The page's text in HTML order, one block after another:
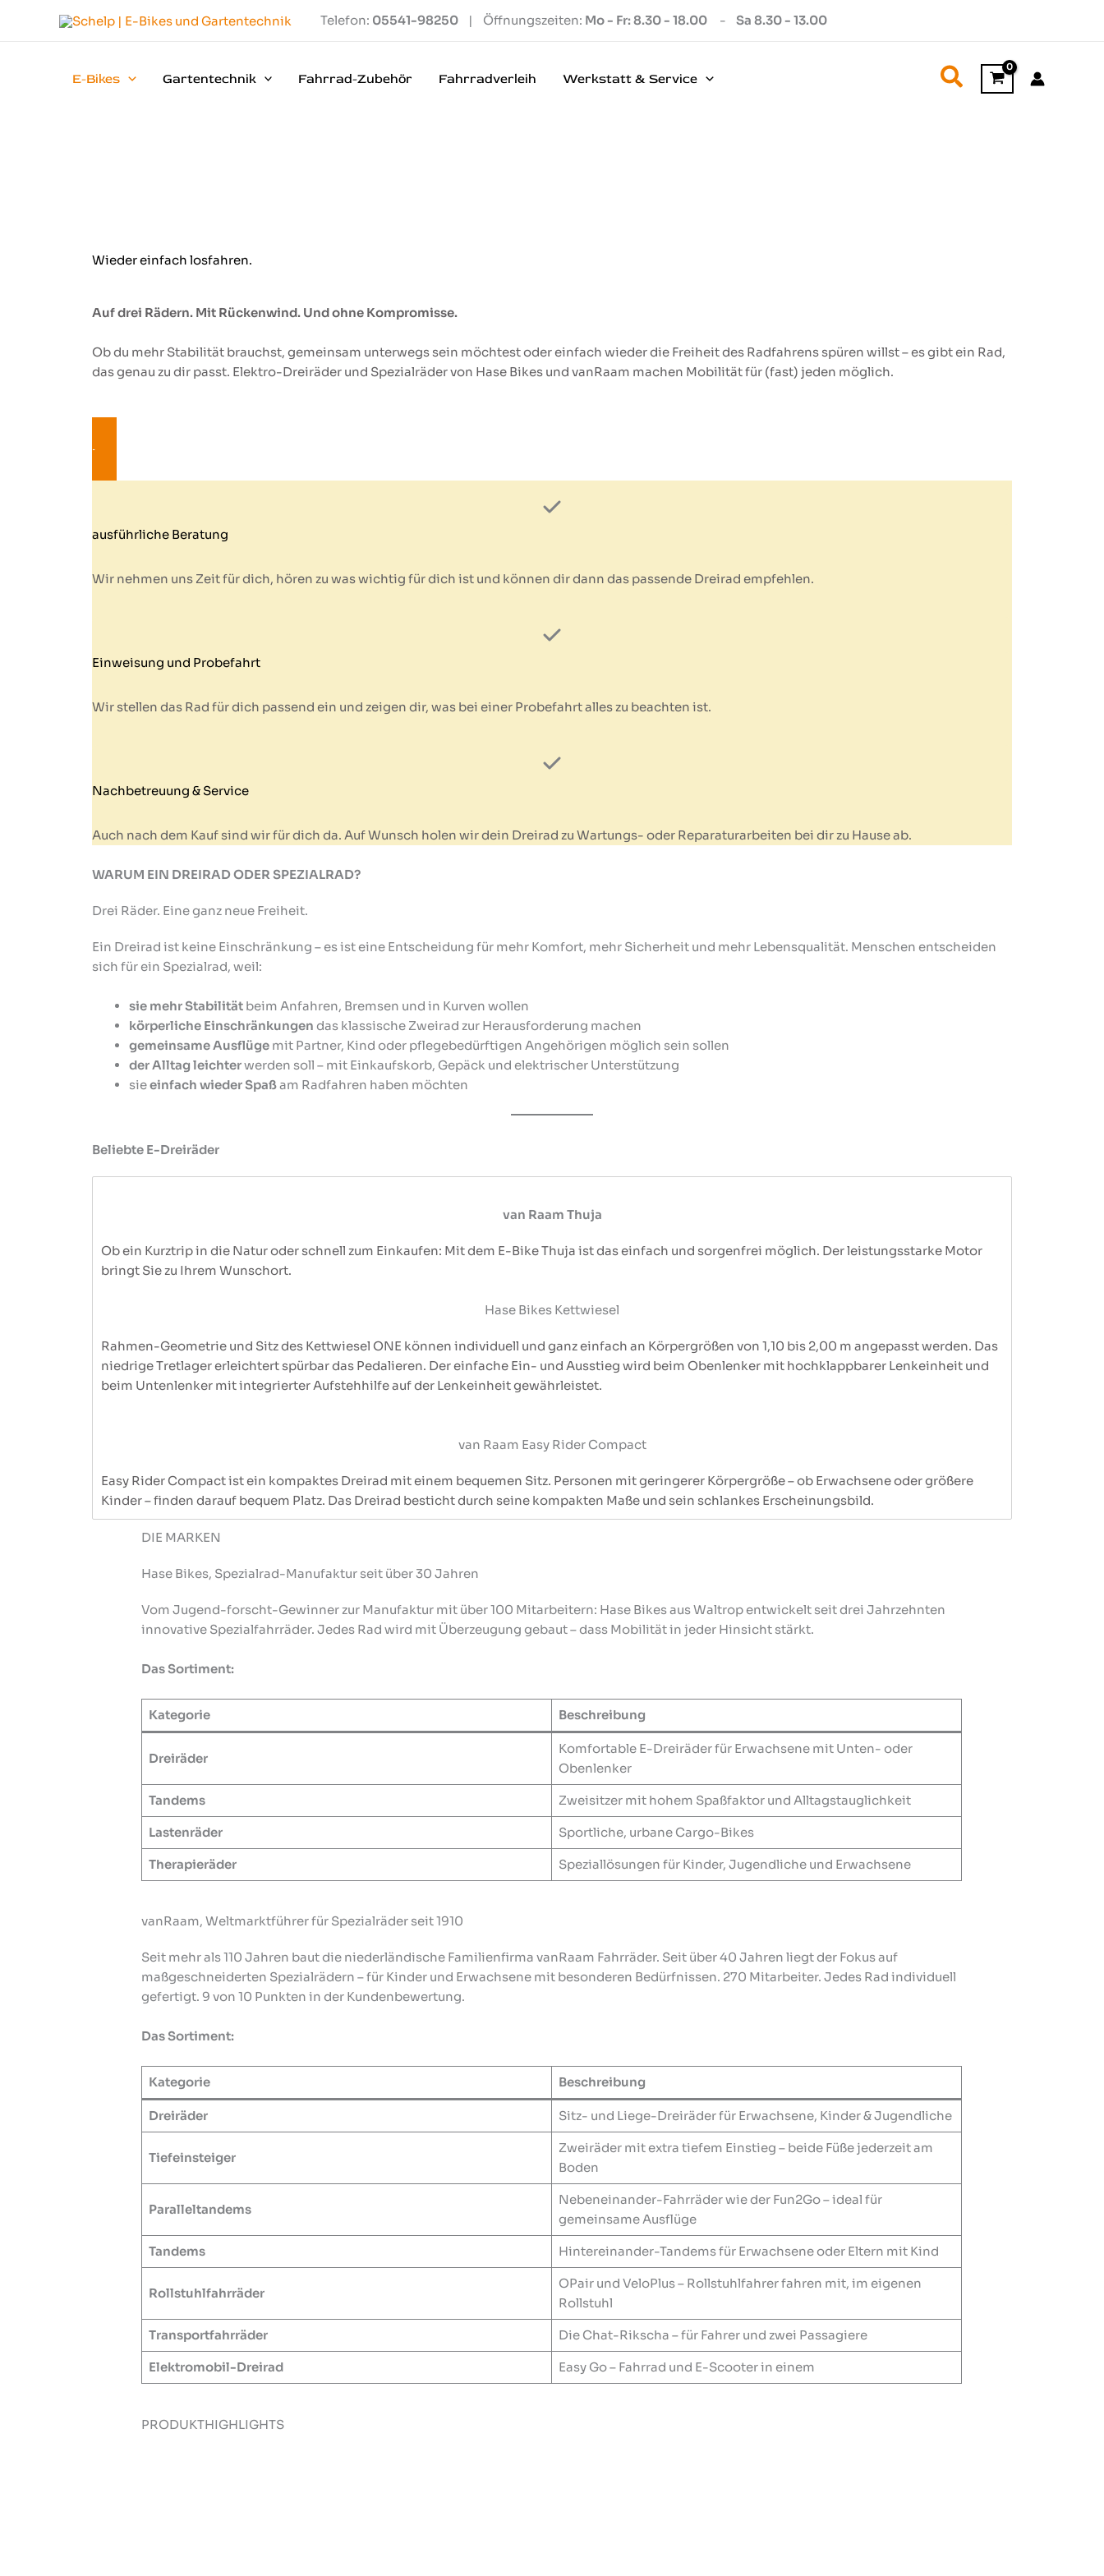
Telefon: 05541-98250 | Öffnungszeiten: Mo - Fr: 8.30 - 18.00 - Sa 8.30 - 13.00
E-Bikes Gartentechnik Fahrrad-Zubehör Fahrradverleih Werkstatt & Service Suchen
Wieder einfach losfahren.
Auf drei Rädern. Mit Rückenwind. Und ohne Kompromisse.
Ob du mehr Stabilität brauchst, gemeinsam unterwegs sein möchtest oder einfach wieder die Freiheit des Radfahrens spüren willst – es gibt ein Rad,
das genau zu dir passt. Elektro-Dreiräder und Spezialräder von Hase Bikes und vanRaam machen Mobilität für (fast) jeden möglich.
kostenlose Beratung vereinbaren
ausführliche Beratung
Wir nehmen uns Zeit für dich, hören zu was wichtig für dich ist und können dir dann das passende Dreirad empfehlen.
Einweisung und Probefahrt
Wir stellen das Rad für dich passend ein und zeigen dir, was bei einer Probefahrt alles zu beachten ist.
Nachbetreuung & Service
Auch nach dem Kauf sind wir für dich da. Auf Wunsch holen wir dein Dreirad zu Wartungs- oder Reparaturarbeiten bei dir zu Hause ab.
WARUM EIN DREIRAD ODER SPEZIALRAD?
Drei Räder. Eine ganz neue Freiheit.
Ein Dreirad ist keine Einschränkung – es ist eine Entscheidung für mehr Komfort, mehr Sicherheit und mehr Lebensqualität. Menschen entscheiden
sich für ein Spezialrad, weil:
sie mehr Stabilität beim Anfahren, Bremsen und in Kurven wollen
körperliche Einschränkungen das klassische Zweirad zur Herausforderung machen
gemeinsame Ausflüge mit Partner, Kind oder pflegebedürftigen Angehörigen möglich sein sollen
der Alltag leichterwerden soll – mit Einkaufskorb, Gepäck und elektrischer Unterstützung
sieeinfach wieder Spaßam Radfahren haben möchten
Beliebte E-Dreiräder
van Raam Thuja
Ob ein Kurztrip in die Natur oder schnell zum Einkaufen: Mit dem E-Bike Thuja ist das einfach und sorgenfrei möglich. Der leistungsstarke Motor
bringt Sie zu Ihrem Wunschort.
Hase Bikes Kettwiesel
Rahmen-Geometrie und Sitz des Kettwiesel ONE können individuell und ganz einfach an Körpergrößen von 1,10 bis 2,00 m angepasst werden. Das
niedrige Tretlager erleichtert spürbar das Pedalieren. Der einfache Ein- und Ausstieg wird beim Obenlenker mit hochklappbarer Lenkeinheit und
beim Untenlenker mit integrierter Aufstehhilfe auf der Lenkeinheit gewährleistet.
van Raam Easy Rider Compact
Easy Rider Compact ist ein kompaktes Dreirad mit einem bequemen Sitz. Personen mit geringerer Körpergröße – ob Erwachsene oder größere
Kinder – finden darauf bequem Platz. Das Dreirad besticht durch seine kompakten Maße und sein schlankes Erscheinungsbild.
DIE MARKEN
Hase Bikes, Spezialrad-Manufaktur seit über 30 Jahren
Vom Jugend-forscht-Gewinner zur Manufaktur mit über 100 Mitarbeitern: Hase Bikes aus Waltrop entwickelt seit drei Jahrzehnten
innovative Spezialfahrräder. Jedes Rad wird mit Überzeugung gebaut – dass Mobilität in jeder Hinsicht stärkt.
Das Sortiment:
Kategorie Beschreibung
Dreiräder
Komfortable E-Dreiräder für Erwachsene mit Unten- oder
Obenlenker
Tandems Zweisitzer mit hohem Spaßfaktor und Alltagstauglichkeit
Lastenräder Sportliche, urbane Cargo-Bikes
Therapieräder Speziallösungen für Kinder, Jugendliche und Erwachsene
vanRaam, Weltmarktführer für Spezialräder seit 1910
Seit mehr als 110 Jahren baut die niederländische Familienfirma vanRaam Fahrräder. Seit über 40 Jahren liegt der Fokus auf
maßgeschneiderten Spezialrädern – für Kinder und Erwachsene mit besonderen Bedürfnissen. 270 Mitarbeiter. Jedes Rad individuell
gefertigt. 9 von 10 Punkten in der Kundenbewertung.
Das Sortiment:
Kategorie Beschreibung
Dreiräder Sitz- und Liege-Dreiräder für Erwachsene, Kinder & Jugendliche
Tiefeinsteiger
Zweiräder mit extra tiefem Einstieg – beide Füße jederzeit am
Boden
Paralleltandems
Nebeneinander-Fahrräder wie der Fun2Go – ideal für
gemeinsame Ausflüge
Tandems Hintereinander-Tandems für Erwachsene oder Eltern mit Kind
Rollstuhlfahrräder
OPair und VeloPlus – Rollstuhlfahrer fahren mit, im eigenen
Rollstuhl
Transportfahrräder Die Chat-Rikscha – für Fahrer und zwei Passagiere
Elektromobil-Dreirad Easy Go – Fahrrad und E-Scooter in einem
PRODUKTHIGHLIGHTS